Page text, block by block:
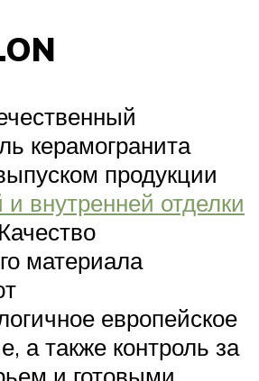
керамогранита
продукции
внутренней отделки
материала
европейское
а также контроль за
и готовыми